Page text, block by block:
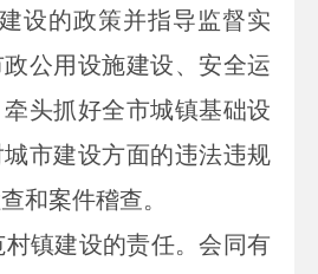
设的政策并指导监督实
公用设施建设、安全运
头抓好全市城镇基础设
市建设方面的违法违规
和案件稽查。
村镇建设的责任。会同有